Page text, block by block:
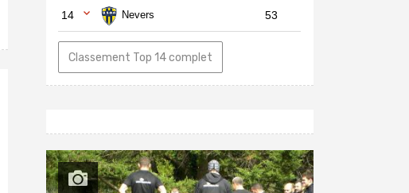
14 Nevers 53
Classement Top 14 complet